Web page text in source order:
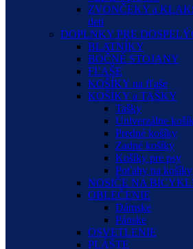
ZVONČEKY a
deti
DOPLNKY PRE
BLATNÍKY
BOČNÉ STOJANY
FĽAŠE
KOŠÍKY na fľaše
KOŠÍKY a TAŠKY
Tašky
Univerzálne
Predné košíky
Zadné košíky
Košíky pre psy
Poťahy na košíky
NOSIČE NA
OBLEČENIE
Dámske
Pánske
OSVETLENIE
PLÁŠTE